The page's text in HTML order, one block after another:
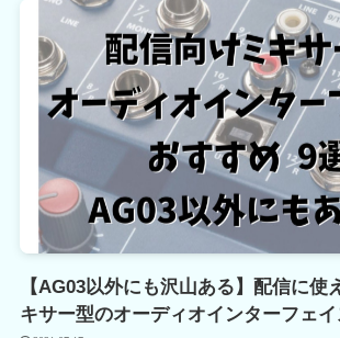
【AG03以外にも沢山ある】配信に使
キサー型のオーディオインターフェ